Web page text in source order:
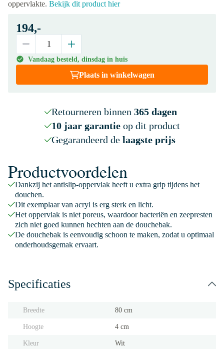
oppervlakte. Bekijk dit product hier
194,-
Vandaag besteld, dinsdag in huis
Plaats in winkelwagen
Retourneren binnen 365 dagen
10 jaar garantieop dit product
Gegarandeerd de laagste prijs
Productvoordelen
Dankzij het antislip-oppervlak heeft u extra grip tijdens het
douchen.
Dit exemplaar van acryl is erg sterk en licht.
Het oppervlak is niet poreus, waardoor bacteriën en zeepresten
zich niet goed kunnen hechten aan de douchebak.
De douchebak is eenvoudig schoon te maken, zodat u optimaal
onderhoudsgemak ervaart.
Specificaties
Breedte 80 cm
Hoogte 4 cm
Kleur Wit